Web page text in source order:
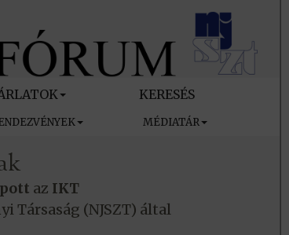
KERESÉS
MÉDIATÁR
az IKT
Társaság (NJSZT) által